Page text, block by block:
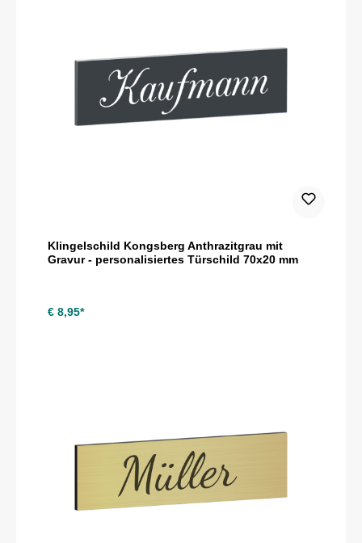
Klingelschild Kongsberg Anthrazitgrau mit
Gravur - personalisiertes Türschild 70x20 mm
€ 8,95*